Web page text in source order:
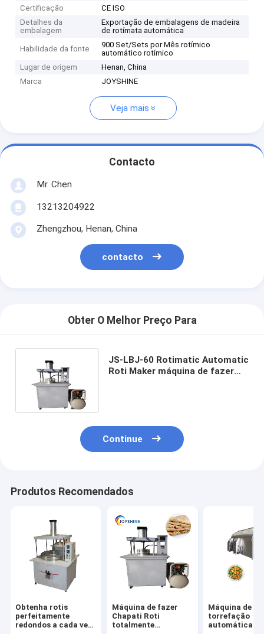
Certificação
CE ISO
Detalhes da
embalagem
Exportação de embalagens de madeira
de rotímata automática
Habilidade da fonte
900 Set/Sets por Mês rotímico
automático rotímico
Lugar de origem
Henan, China
Marca
JOYSHINE
Veja mais
Contacto
Mr. Chen
13213204922
Zhengzhou, Henan, China
contacto
Obter O Melhor Preço Para
JS-LBJ-60 Rotimatic Automatic
Roti Maker máquina de fazer
Continue
Produtos Recomendados
Obtenha rotis
perfeitamente
redondos a cada vez
Máquina de fazer
Chapati Roti
totalmente
Máquina de
torrefação
automática de